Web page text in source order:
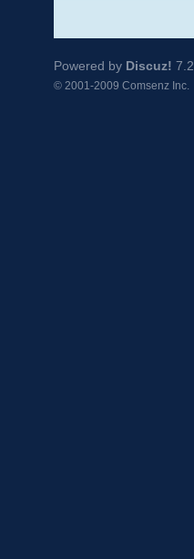
Powered by Discuz! 7.2
© 2001-2009 Comsenz Inc.